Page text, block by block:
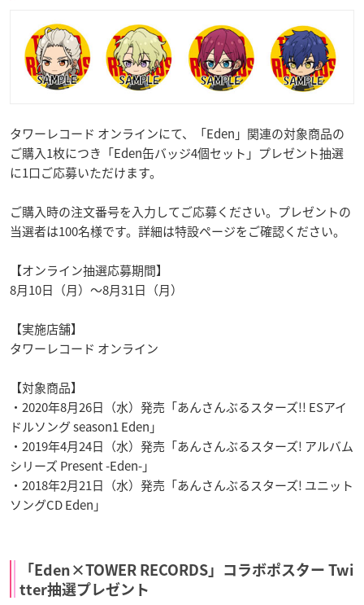
タワーレコード オンラインにて、「Eden」関連の対象商品の
ご購入1枚につき「Eden缶バッジ4個セット」プレゼント抽選
に1口ご応募いただけます。
ご購入時の注文番号を入力してご応募ください。プレゼントの
当選者は100名様です。詳細は特設ページをご確認ください。
【オンライン抽選応募期間】
8月10日（月）～8月31日（月）
【実施店舗】
タワーレコード オンライン
【対象商品】
・2020年8月26日（水）発売「あんさんぶるスターズ!! ESアイ
ドルソング season1 Eden」
・2019年4月24日（水）発売「あんさんぶるスターズ! アルバム
シリーズ Present -Eden-」
・2018年2月21日（水）発売「あんさんぶるスターズ! ユニット
ソングCD Eden」
「Eden×TOWER RECORDS」コラボポスター Twi
tter抽選プレゼント